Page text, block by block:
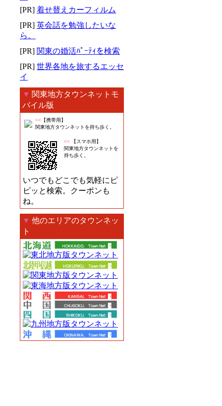
[PR] 着せ替えカーフィルム
[PR] 英会話を勉強したいな
ら。
[PR] 関東の婚活ﾊﾟｰﾃｨを検索
[PR] 世界各地を旅するエッセ
イ
▼ 関東地方タウンネットモ
バイル版
<< 【携帯用】
関東地方タウンネットを持ち歩く。
<< 【スマホ用】
関東地方タウンネットを
持ち歩く。
いつでもどこでも気軽にピ
ピッと検索。クーポンも
ね。
▼ 他のエリアのタウンネッ
ト